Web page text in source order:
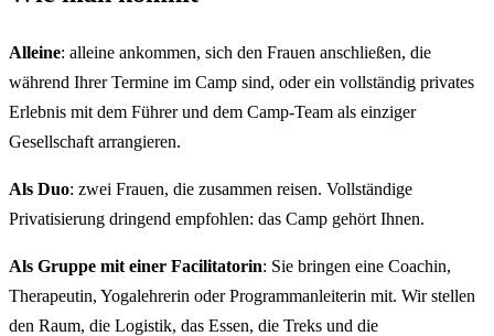
Alleine: alleine ankommen, sich den Frauen anschließen, die
während Ihrer Termine im Camp sind, oder ein vollständig privates
Erlebnis mit dem Führer und dem Camp-Team als einziger
Gesellschaft arrangieren.
Als Duo: zwei Frauen, die zusammen reisen. Vollständige
Privatisierung dringend empfohlen: das Camp gehört Ihnen.
Als Gruppe mit einer Facilitatorin: Sie bringen eine Coachin,
Therapeutin, Yogalehrerin oder Programmanleiterin mit. Wir stellen
den Raum, die Logistik, das Essen, die Treks und die